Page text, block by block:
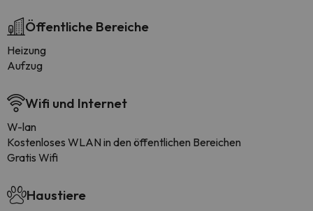
Öffentliche Bereiche
Heizung
Aufzug
Wifi und Internet
W-lan
Kostenloses WLAN in den öffentlichen Bereichen
Gratis Wifi
Haustiere